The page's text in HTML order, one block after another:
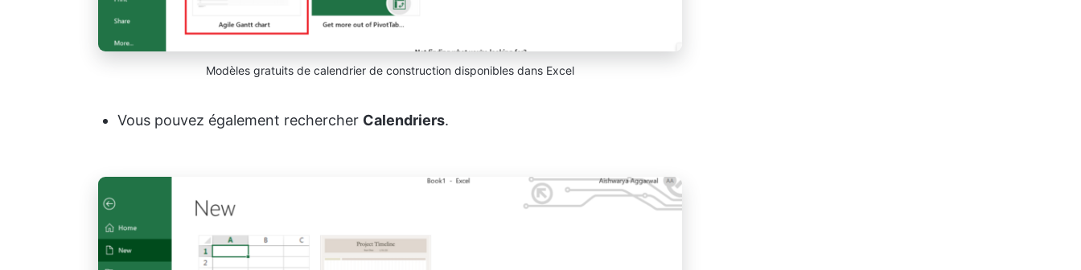
Modèles gratuits de calendrier de construction disponibles dans Excel
Vous pouvez également rechercher Calendriers.